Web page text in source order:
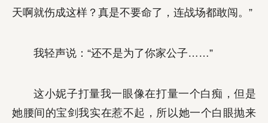
天啊就伤成这样？真是不要命了，连战场都敢闯。”
我轻声说：“还不是为了你家公子……”
这小妮子打量我一眼像在打量一个白痴，但是
她腰间的宝剑我实在惹不起，所以她一个白眼抛来